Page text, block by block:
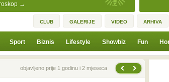
→
CLUB GALERIJE VIDEO ARHIVA
Sport Biznis Lifestyle Showbiz Fun
vijest
objavljeno prije 1 godinu i 2 mjeseca